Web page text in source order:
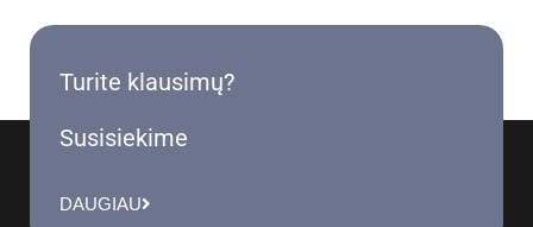
Turite klausimų?
Susisiekime
DAUGIAU